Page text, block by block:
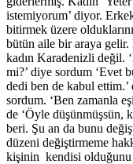
istemiyorum’ diyor.
bitirmek üzere
bütün aile bir araya
kadın Karadenizli değil.
mi?’ diye sordum ‘Evet
dedi ben de kabul
sordum. ‘Ben zamanla
de ‘Öyle düşünmüşsün,
beri. Şu an da bunu
düzeni değiştirmeme
kişinin kendisi olduğunu